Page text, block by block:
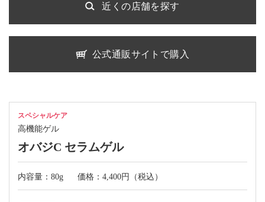
近くの店舗を探す
公式通販サイトで購入
スペシャルケア
高機能ゲル
オバジC セラムゲル
内容量：80g 価格：4,400円（税込）